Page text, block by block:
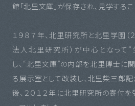
館「北里文庫」が保存され、見学するこ
１９８７年、北里研究所と北里学園（
法人北里研究所）が中心となって
し、“北里文庫”の内部を北里博士に
る展示室として改装し、北里柴三郎
後、２０１２年に北里研究所の寄付を